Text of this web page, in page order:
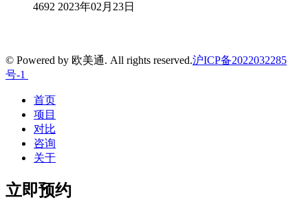
4692 2023年02月23日
© Powered by 欧美通. All rights reserved.沪ICP备2022032285
号-1
首页
项目
对比
咨询
关于
立即预约